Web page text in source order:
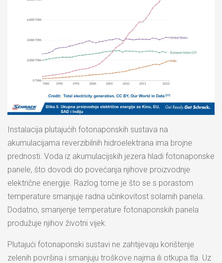
Instalacija plutajućih fotonaponskih sustava na
akumulacijama reverzibilnih hidroelektrana ima brojne
prednosti. Voda iz akumulacijskih jezera hladi fotonaponske
panele, što dovodi do povećanja njihove proizvodnje
električne energije. Razlog tome je što se s porastom
temperature smanjuje radna učinkovitost solarnih panela.
Dodatno, smanjenje temperature fotonaponskih panela
produžuje njihov životni vijek.
Plutajući fotonaponski sustavi ne zahtijevaju korištenje
zelenih površina i smanjuju troškove najma ili otkupa tla. Uz